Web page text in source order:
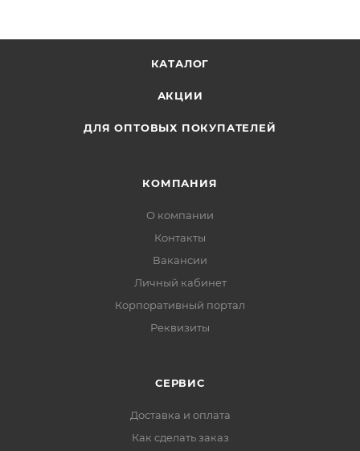
КАТАЛОГ
АКЦИИ
ДЛЯ ОПТОВЫХ ПОКУПАТЕЛЕЙ
КОМПАНИЯ
О компании
Контакты
Вакансии
Личный кабинет
Корпоративный портал
Реквизиты
СЕРВИС
Доставка и оплата
Как сделать заказ